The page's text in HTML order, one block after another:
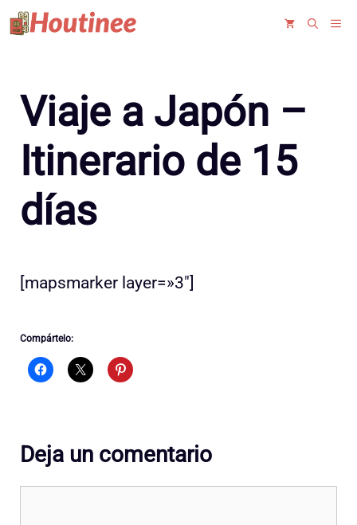
Saltar
al
Viaje a Japón –
Itinerario de 15
días
[mapsmarker layer=»3″]
Compártelo:
Deja un comentario